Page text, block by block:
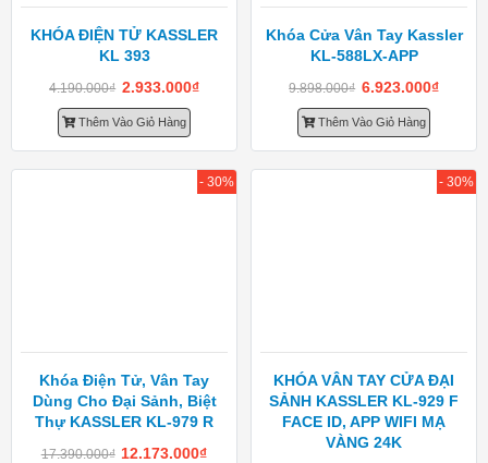
KHÓA ĐIỆN TỬ KASSLER
KL 393
4.190.000₫ 2.933.000₫
Thêm Vào Giỏ Hàng
Khóa Cửa Vân Tay Kassler
KL-588LX-APP
9.898.000₫ 6.923.000₫
Thêm Vào Giỏ Hàng
Khóa Điện Tử, Vân Tay
Dùng Cho Đại Sảnh, Biệt
Thự KASSLER KL-979 R
17.390.000₫ 12.173.000₫
- 30%
KHÓA VÂN TAY CỬA ĐẠI
SẢNH KASSLER KL-929 F
FACE ID, APP WIFI MẠ
VÀNG 24K
- 30%